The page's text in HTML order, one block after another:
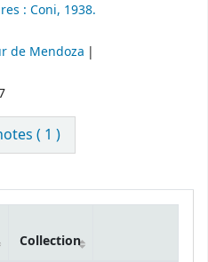
: Coni, 1938.
de Mendoza
( 1 )
Collection